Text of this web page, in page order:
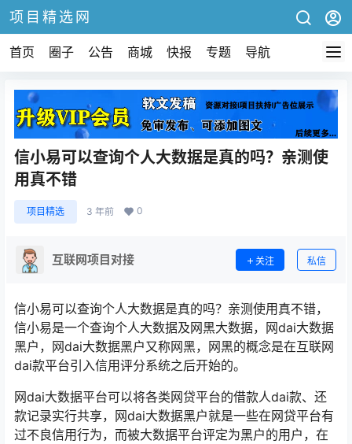
项目精选网
首页 圈子 公告 商城 快报 专题 导航
信小易可以查询个人大数据是真的吗？亲测使
用真不错
项目精选 3 年前 0
互联网项目对接 关注 私信
信小易可以查询个人大数据是真的吗？亲测使用真不错，
信小易是一个查询个人大数据及网黑大数据，网dai大数据
黑户，网dai大数据黑户又称网黑，网黑的概念是在互联网
dai款平台引入信用评分系统之后开始的。
网dai大数据平台可以将各类网贷平台的借款人dai款、还
款记录实行共享，网dai大数据黑户就是一些在网贷平台有
过不良信用行为，而被大数据平台评定为黑户的用户，在